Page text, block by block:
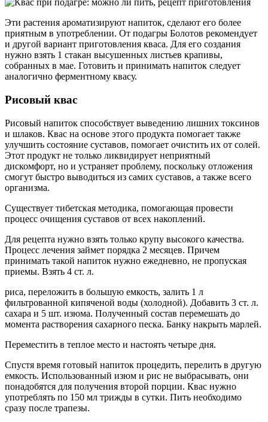
Эти растения ароматизируют напиток, сделают его более
приятным в употреблении. От подагры Болотов рекомендует
и другой вариант приготовления кваса. Для его создания
нужно взять 1 стакан высушенных листьев крапивы,
собранных в мае. Готовить и принимать напиток следует
аналогично ферментному квасу.
Рисовый квас
Рисовый напиток способствует выведению лишних токсинов
и шлаков. Квас на основе этого продукта помогает также
улучшить состояние суставов, помогает очистить их от солей.
Этот продукт не только ликвидирует неприятный
дискомфорт, но и устраняет проблему, поскольку отложения
смогут быстро выводиться из самих суставов, а также всего
организма.
Существует тибетская методика, помогающая провести
процесс очищения суставов от всех накоплений.
Для рецепта нужно взять только крупу высокого качества.
Процесс лечения займет порядка 2 месяцев. Причем
принимать такой напиток нужно ежедневно, не пропуская
приемы. Взять 4 ст. л.
риса, переложить в большую емкость, залить 1 л
фильтрованной кипяченой воды (холодной). Добавить 3 ст. л.
сахара и 5 шт. изюма. Полученный состав перемешать до
момента растворения сахарного песка. Банку накрыть марлей.
Переместить в теплое место и настоять четыре дня.
Спустя время готовый напиток процедить, перелить в другую
емкость. Использованный изюм и рис не выбрасывать, они
понадобятся для получения второй порции. Квас нужно
употреблять по 150 мл трижды в сутки. Пить необходимо
сразу после трапезы.